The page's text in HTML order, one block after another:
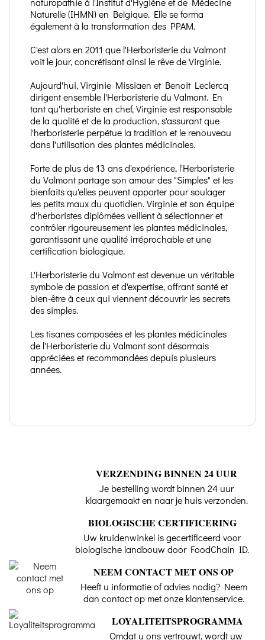
Naturelle (IHMN) en Belgique. Elle se forma
également à la transformation des PPAM.
C'est alors en 2011 que l'Herboristerie du Valmont
voit le jour, concrétisant ainsi le rêve de Virginie.
Aujourd'hui, Virginie Missiaen et Benoit Leclercq
dirigent ensemble l'Herboristerie du Valmont. En
tant qu'herboriste en chef, Virginie est responsable
de la qualité et de la production, s'assurant que
l'herboristerie perpétue la tradition et le renouveau
dans l'utilisation des plantes médicinales.
Forte de plus de 13 ans d'expérience, l'Herboristerie
du Valmont partage son amour des "Simples" et les
bienfaits qu'elles peuvent apporter pour soulager
les petits maux du quotidien. Virginie et son équipe
d'herboristes diplômées veillent à sélectionner et
contrôler rigoureusement les plantes médicinales,
garantissant une qualité irréprochable et une
certification biologique.
L'Herboristerie du Valmont est devenue un véritable
symbole de passion et d'expertise, offrant santé et
bien-être à ceux qui viennent découvrir les secrets
des simples.
Les tisanes composées et les plantes médicinales
de l'Herboristerie du Valmont sont désormais
appréciées et recommandées depuis plusieurs
années.
VERZENDING BINNEN 24 UUR
Je bestelling wordt binnen 24 uur
klaargemaakt en naar je huis verzonden.
BIOLOGISCHE CERTIFICERING
Uw kruidenwinkel is gecertificeerd voor
biologische landbouw door FoodChain ID.
NEEM CONTACT MET ONS OP
Heeft u informatie of advies nodig? Neem
dan contact op met onze klantenservice.
LOYALITEITSPROGRAMMA
Omdat u ons vertrouwt, wordt uw